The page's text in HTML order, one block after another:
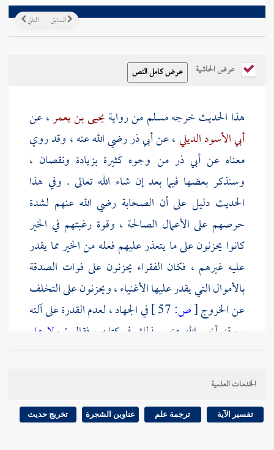
التالي السابق
عرض الحاشية
هذا الحديث خرجهمسلممن روايةيحيى بن يعمر، عن
أبي الأسود الديلي، عنأبي ذررضي الله عنه ، وقد روي
معناه عنأبي ذرمن وجوه كثيرة بزيادة ونقصان ،
وسنذكر بعضها فيما بعد إن شاء الله تعالى . وفي هذا
الحديث دليل على أن الصحابة رضي الله عنهم لشدة
حرصهم على الأعمال الصالحة ، وقوة رغبتهم في الخير
كانوا يحزنون على ما يتعذر عليهم فعله من الخير مما يقدر
عليه غيرهم ، فكان الفقراء يحزنون على فوات الصدقة
بالأموال التي يقدر عليها الأغنياء ، ويحزنون على التخلف
عن الخروج[ص:
في الجهاد ، لعدم القدرة على آلته
، وقد أخبر الله عنهم بذلك في كتابه ، فقال : ولا على
الذين إذا ما أتوك لتحملهم قلت لا أجد ما أحملكم عليه
تولوا وأعينهم تفيض من الدمع حزنا ألا يجدوا ما ينفقون
الدثور - والدثور : هي الأموال - مما يحصل لهم من أجر
الخدمات العلمية
تفسير الآية ترجمة علم عناوين الشجرة تخريج حديث